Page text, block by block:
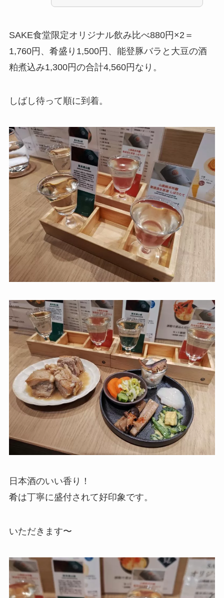
SAKE食堂限定オリジナル飲み比べ880円×2＝
1,760円、肴盛り1,500円、能登豚バラと大豆の酒
粕煮込み1,300円の合計4,560円なり。
しばし待って順に到着。
日本酒のいい香り！
肴は丁寧に盛付されて好印象です。
いただきます〜